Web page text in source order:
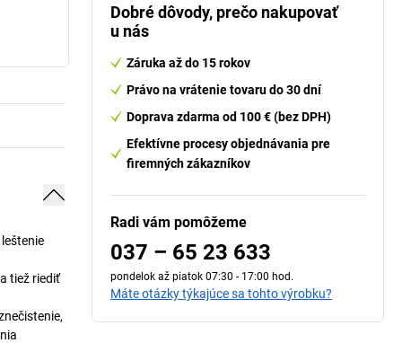
tiež riediť
Dobré dôvody, prečo nakupovať
u nás
Záruka až do 15 rokov
Právo na vrátenie tovaru do 30 dní
Doprava zdarma od 100 € (bez DPH)
Efektívne procesy objednávania pre
firemných zákazníkov
Radi vám pomôžeme
037 – 65 23 633
pondelok až piatok 07:30 - 17:00 hod.
Máte otázky týkajúce sa tohto výrobku?